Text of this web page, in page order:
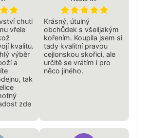
chuti
vřele
kvalitu.
výběr
a
tak
zde
Krásný, útulný
obchůdek s všelijakým
kořením. Koupila jsem si
tady kvalitní pravou
cejlonskou skořici, ale
určitě se vrátím i pro
něco jiného.